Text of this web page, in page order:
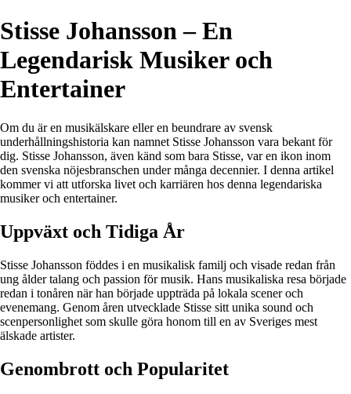
Stisse Johansson – En
Legendarisk Musiker och
Entertainer
Om du är en musikälskare eller en beundrare av svensk
underhållningshistoria kan namnet Stisse Johansson vara bekant för
dig. Stisse Johansson, även känd som bara Stisse, var en ikon inom
den svenska nöjesbranschen under många decennier. I denna artikel
kommer vi att utforska livet och karriären hos denna legendariska
musiker och entertainer.
Uppväxt och Tidiga År
Stisse Johansson föddes i en musikalisk familj och visade redan från
ung ålder talang och passion för musik. Hans musikaliska resa började
redan i tonåren när han började uppträda på lokala scener och
evenemang. Genom åren utvecklade Stisse sitt unika sound och
scenpersonlighet som skulle göra honom till en av Sveriges mest
älskade artister.
Genombrott och Popularitet